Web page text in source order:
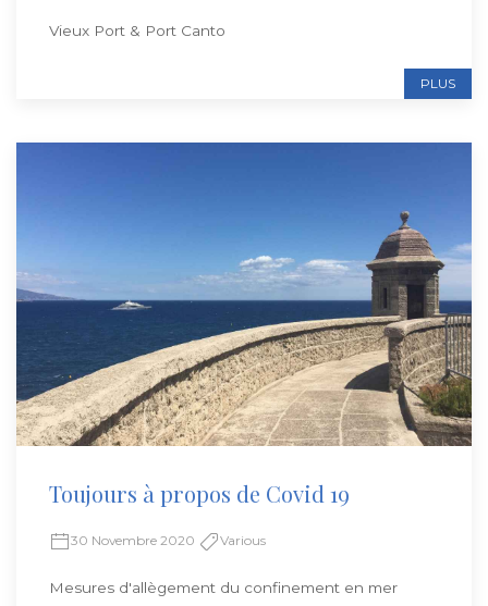
Vieux Port & Port Canto
PLUS
Toujours à propos de Covid 19
30 Novembre 2020 Various
Mesures d'allègement du confinement en mer